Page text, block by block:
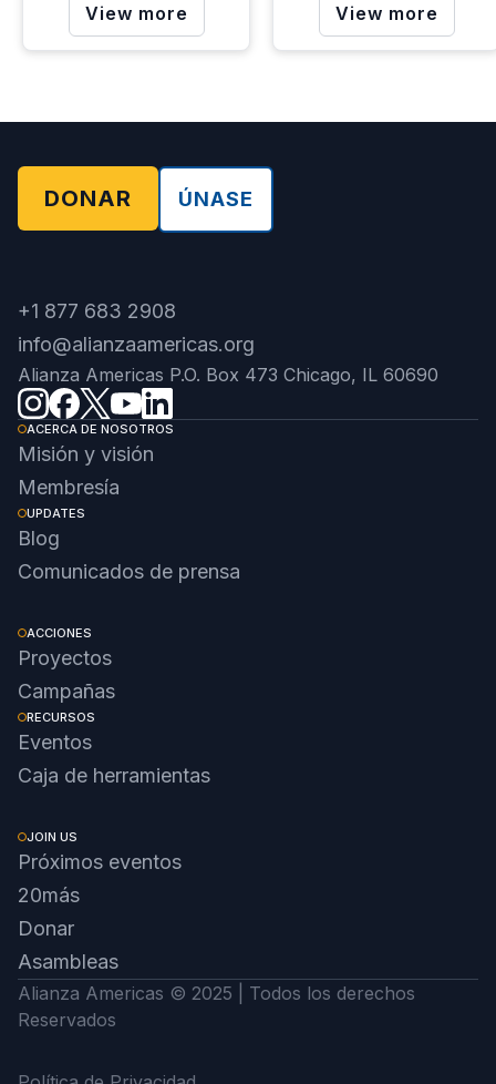
View more
View more
DONAR ÚNASE
+1 877 683 2908
info@alianzaamericas.org
Alianza Americas P.O. Box 473 Chicago, IL 60690
ACERCA DE NOSOTROS
Misión y visión
Membresía
UPDATES
Blog
Comunicados de prensa
ACCIONES
Proyectos
Campañas
RECURSOS
Eventos
Caja de herramientas
JOIN US
Próximos eventos
20más
Donar
Asambleas
Alianza Americas © 2025 | Todos los derechos
Reservados